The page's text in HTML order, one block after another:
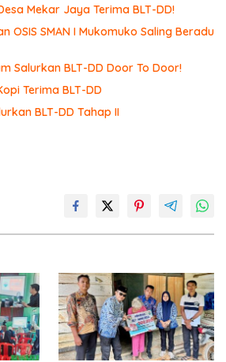
Mekar Jaya Terima BLT-DD!
OSIS SMAN I Mukomuko Saling Beradu
Salurkan BLT-DD Door To Door!
Terima BLT-DD
BLT-DD Tahap II